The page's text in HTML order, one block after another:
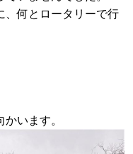
、何とロータリーで行
います。